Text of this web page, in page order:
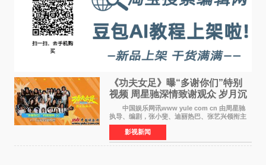
《功夫女足》曝“多谢你们”特别
视频 周星驰深情致谢观众 岁月沉
淀不灭初心
中国娱乐网讯www yule com cn 由周星驰
执导、编剧，张小斐、迪丽热巴、张艺兴领衔主
演，刘嘉玲、佐藤健特别出演，艾米、雪野、蔡
思贝、胡予安、倪好特别介绍的喜剧电影《功夫
女足》释出多谢你
影视新闻